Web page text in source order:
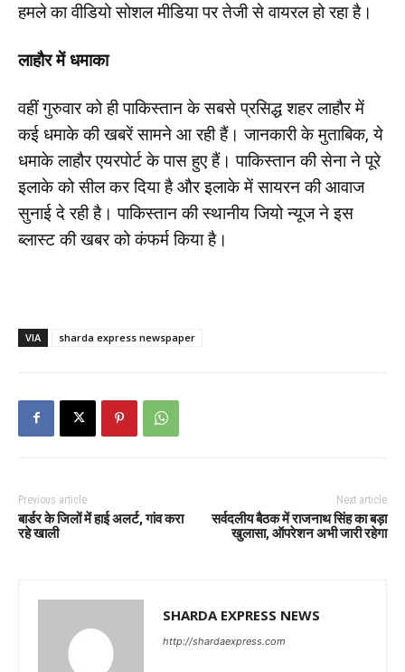
हमले का वीडियो सोशल मीडिया पर तेजी से वायरल हो रहा है।
लाहौर में धमाका
वहीं गुरुवार को ही पाकिस्तान के सबसे प्रसिद्ध शहर लाहौर में
कई धमाके की खबरें सामने आ रही हैं। जानकारी के मुताबिक, ये
धमाके लाहौर एयरपोर्ट के पास हुए हैं। पाकिस्तान की सेना ने पूरे
इलाके को सील कर दिया है और इलाके में सायरन की आवाज
सुनाई दे रही है। पाकिस्तान की स्थानीय जियो न्यूज ने इस
ब्लास्ट की खबर को कंफर्म किया है।
VIA sharda express newspaper
Previous article
बार्डर के जिलों में हाई अलर्ट, गांव करा
रहे खाली
Next article
सर्वदलीय बैठक में राजनाथ सिंह का बड़ा
खुलासा, ऑपरेशन अभी जारी रहेगा
SHARDA EXPRESS NEWS
http://shardaexpress.com